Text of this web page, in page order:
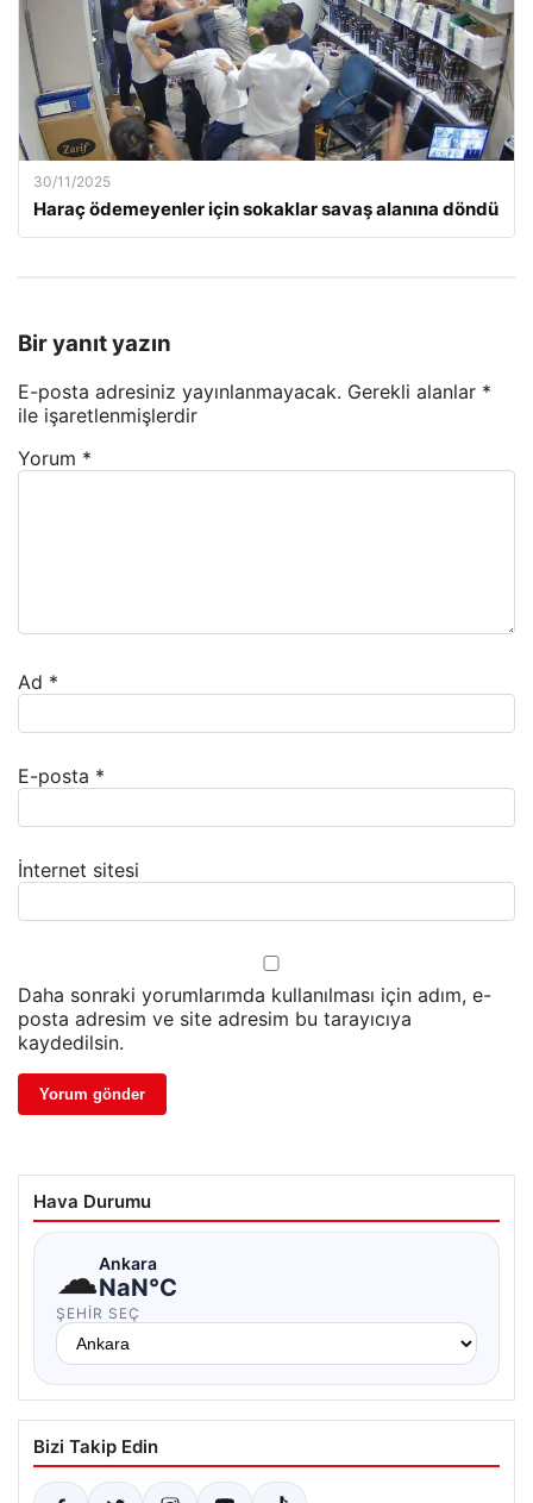
30/11/2025
Haraç ödemeyenler için sokaklar savaş alanına döndü
Bir yanıt yazın
E-posta adresiniz yayınlanmayacak. Gerekli alanlar *
ile işaretlenmişlerdir
Yorum *
Ad *
E-posta *
İnternet sitesi
Daha sonraki yorumlarımda kullanılması için adım, e-
posta adresim ve site adresim bu tarayıcıya
kaydedilsin.
Hava Durumu
☁Ankara
NaN°C
ŞEHIR SEÇ
Bizi Takip Edin